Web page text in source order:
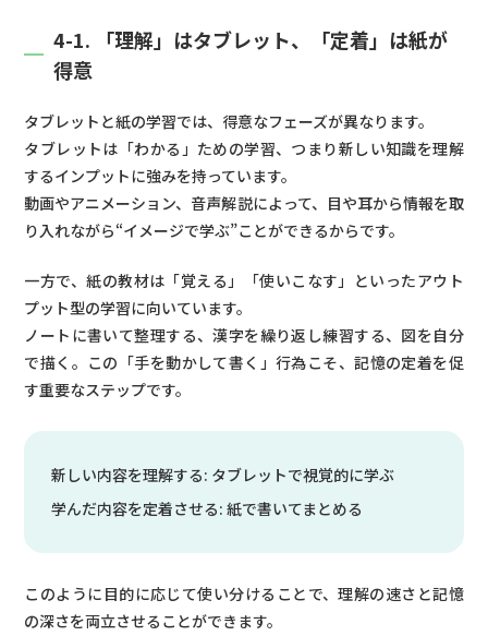
4-1. 「理解」はタブレット、「定着」は紙が
得意
タブレットと紙の学習では、得意なフェーズが異なります。
タブレットは「わかる」ための学習、つまり新しい知識を理解
するインプットに強みを持っています。
動画やアニメーション、音声解説によって、目や耳から情報を取
り入れながら“イメージで学ぶ”ことができるからです。
一方で、紙の教材は「覚える」「使いこなす」といったアウト
プット型の学習に向いています。
ノートに書いて整理する、漢字を繰り返し練習する、図を自分
で描く。この「手を動かして書く」行為こそ、記憶の定着を促
す重要なステップです。
新しい内容を理解する: タブレットで視覚的に学ぶ
学んだ内容を定着させる: 紙で書いてまとめる
このように目的に応じて使い分けることで、理解の速さと記憶
の深さを両立させることができます。